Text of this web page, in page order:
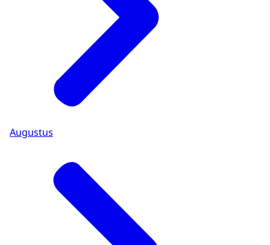
Augustus